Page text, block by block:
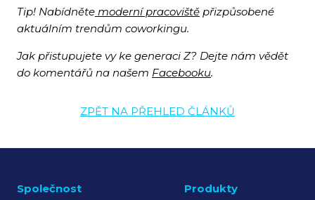
Tip! Nabídněte moderní pracoviště přizpůsobené
aktuálním trendům coworkingu.
Jak přistupujete vy ke generaci Z? Dejte nám vědět
do komentářů na našem Facebooku.
ZPĚT NA PŘEHLED ČLÁNKŮ
Společnost Produkty